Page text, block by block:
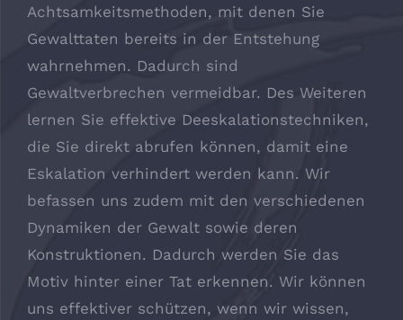
Achtsamkeitsmethoden, mit denen Sie
Gewalttaten bereits in der Entstehung
wahrnehmen. Dadurch sind
Gewaltverbrechen vermeidbar. Des Weiteren
lernen Sie effektive Deeskalationstechniken,
die Sie direkt abrufen können, damit eine
Eskalation verhindert werden kann. Wir
befassen uns zudem mit den verschiedenen
Dynamiken der Gewalt sowie deren
Konstruktionen. Dadurch werden Sie das
Motiv hinter einer Tat erkennen. Wir können
uns effektiver schützen, wenn wir wissen,